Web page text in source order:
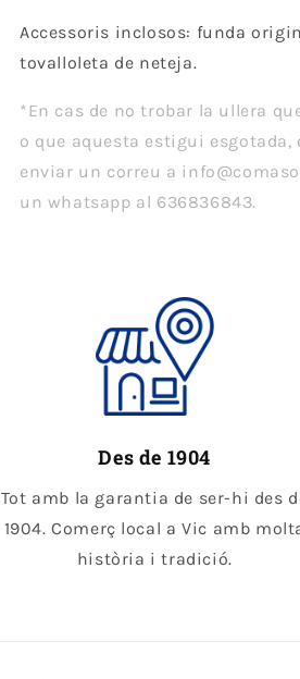
Accessoris inclosos: funda
tovalloleta de neteja.
*En cas de no trobar la ullera
o que aquesta estigui esgotada,
enviar un correu a
un whatsapp al 636836843.
Des de 1904
Tot amb la garantia de ser-hi des
1904. Comerç local a Vic amb
història i tradició.